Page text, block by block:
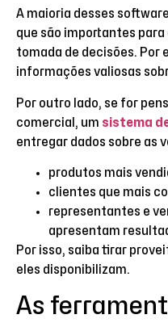
A maioria desses
que são importantes
tomada de decisões. Por
informações valiosas
Por outro lado, se for
comercial, um sistema
entregar dados sobre as
produtos mais
clientes que mais
representantes e
apresentam
Por isso, saiba tirar
eles disponibilizam.
As